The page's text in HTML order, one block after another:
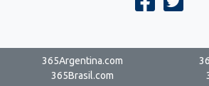
365Argentina.com
365Brasil.com